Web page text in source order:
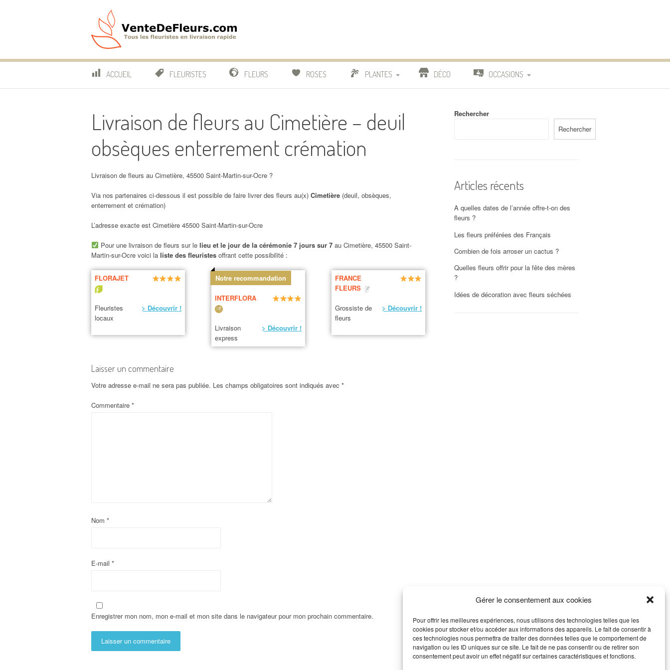
Gérer le consentement aux cookies
Pour offrir les meilleures expériences, nous utilisons des technologies telles que les
cookies pour stocker et/ou accéder aux informations des appareils. Le fait de consentir à
ces technologies nous permettra de traiter des données telles que le comportement de
navigation ou les ID uniques sur ce site. Le fait de ne pas consentir ou de retirer son
consentement peut avoir un effet négatif sur certaines caractéristiques et fonctions.
VenteDeFleurs.com
ACCUEIL FLEURISTES FLEURS ROSES PLANTES
CACTUS
BONSAI
DÉCO OCCASIONS
Livraison de fleurs au Cimetière – deuil
obsèques enterrement crémation
Livraison de fleurs au Cimetière, 45500 Saint-Martin-sur-Ocre ?
Via nos partenaires ci-dessous il est possible de faire livrer des fleurs au(x) Cimetière (deuil, obsèques,
enterrement et crémation)
L’adresse exacte est Cimetière 45500 Saint-Martin-sur-Ocre
Pour une livraison de fleurs sur le lieu et le jour de la cérémonie 7 jours sur 7au Cimetière, 45500 Saint-
Martin-sur-Ocre voici la liste des fleuristes offrant cette possibilité :
FLORAJET
Fleuristes
locaux
> Découvrir !
Notre recommandation
INTERFLORA
Livraison
express
> Découvrir !
FRANCE
FLEURS
Grossiste de
fleurs
> Découvrir !
Laisser un commentaire
Votre adresse e-mail ne sera pas publiée. Les champs obligatoires sont indiqués avec *
Commentaire *
Nom *
E-mail *
Enregistrer mon nom, mon e-mail et mon site dans le navigateur pour mon prochain commentaire.
Rechercher
Rechercher
Articles récents
A quelles dates de l’année offre-t-on des
fleurs ?
Les fleurs préférées des Français
Combien de fois arroser un cactus ?
Quelles fleurs offrir pour la fête des mères
?
Idées de décoration avec fleurs séchées